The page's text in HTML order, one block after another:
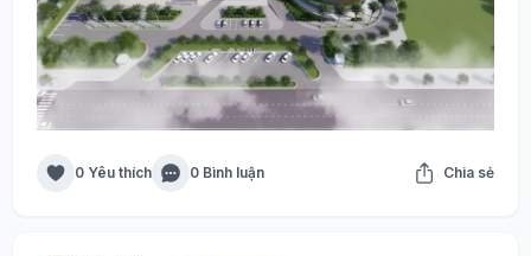
0 Yêu thích 0 Bình luận Chia sẻ